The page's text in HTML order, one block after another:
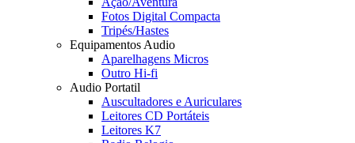
Fotos Digital Compacta
Tripés/Hastes
Equipamentos Audio
Aparelhagens Micros
Outro Hi-fi
Audio Portatil
Auscultadores e Auriculares
Leitores CD Portáteis
Leitores K7